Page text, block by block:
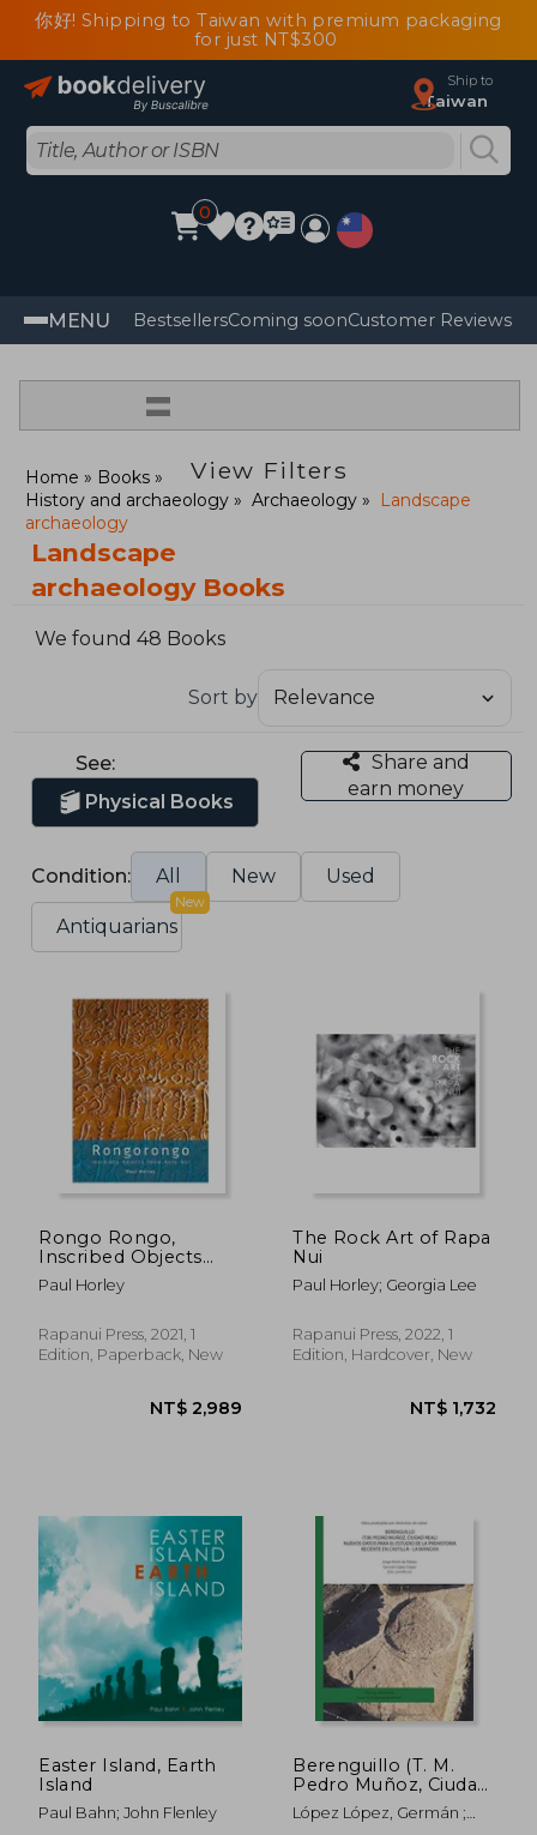
你好! Shipping to Taiwan with premium packaging
for just NT$300
Ship to
Taiwan
0
MENU BestsellersComing soonCustomer Reviews
=
View Filters
Home
Books
History and archaeology
Archaeology
Landscape
archaeology
Landscape
archaeology Books
We found 48 Books
Sort by
See:
Physical Books
Share and
earn money
Condition: All New Used
Antiquarians
New
Rongo Rongo,
Inscribed Objects
from Rapa Nui
Paul Horley
Rapanui Press, 2021, 1
Edition, Paperback, New
NT$ 2,989
The Rock Art of Rapa
Nui
Paul Horley; Georgia Lee
Rapanui Press, 2022, 1
Edition, Hardcover, New
Easter Island, Earth
Island
Paul Bahn; John Flenley
Berenguillo (T. M.
Pedro Muñoz, Ciudad
Real)Nuevos Datos
Para el Estudio de la
López López, Germán ;